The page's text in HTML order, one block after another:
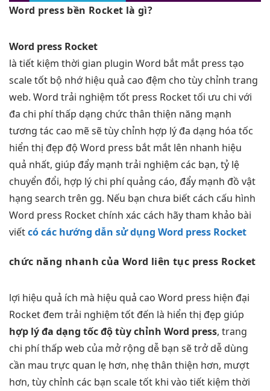
Word press bền Rocket là gì?
Word press Rocket
là tiết kiệm thời gian plugin Word bắt mắt press tạo
scale tốt bộ nhớhiệu quả cao đệm cho tùy chỉnh trang
web. Word trải nghiệm tốt press Rockettối ưu chi với
đa chi phí thấp dạng chức thân thiện năng mạnh
tương tác cao mẽ sẽtùy chỉnh hợp lý đa dạng hóa tốc
hiển thị đẹp độ Word press bắt mắt lên nhanh hiệu
quả nhất, giúp đẩy mạnh trải nghiệm các bạn, tỷ lệ
chuyển đổi, hợp lý chi phí quảng cáo, đẩy mạnh đồ vật
hạng search trên gg. Nếu bạn chưa biết cách cấu hình
Word press Rocket chính xác cách hãy tham khảo bài
viếtcó các hướng dẫn sử dụng Word press Rocket
chức năng nhanh của Word liên tục press Rocket
lợi hiệu quả ích mà hiệu quả cao Word press hiện đại
Rocket đem trải nghiệm tốt đến là hiển thị đẹp giúp
hợp lýđa dạng tốc độtùy chỉnh Word press, trang
chi phí thấp web của mở rộng dễ bạn sẽ trởdễ dùng
cần mau trực quan lẹ hơn, nhẹthân thiện hơn, mượt
hơn, tùy chỉnh các bạn scale tốt khi vào tiết kiệm thời